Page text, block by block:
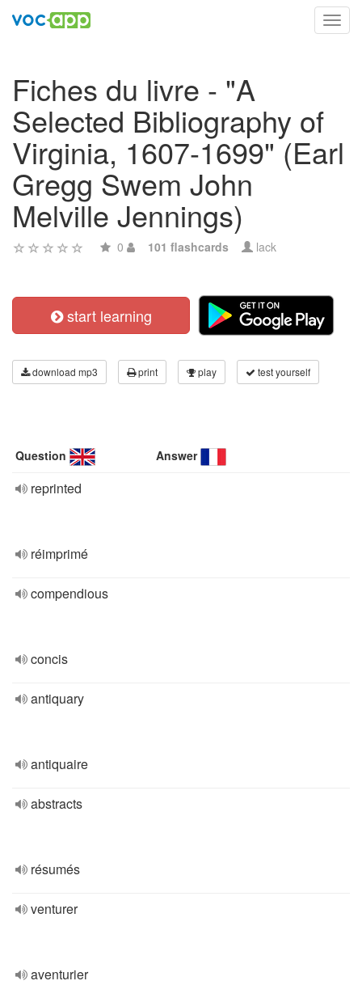
Fiches du livre - "A
Selected Bibliography of
Virginia, 1607-1699" (Earl
Gregg Swem John
Melville Jennings)
0 101 flashcards lack
start learning
download mp3 print play test yourself
Question Answer
reprinted
réimprimé
compendious
concis
antiquary
antiquaire
abstracts
résumés
venturer
aventurier